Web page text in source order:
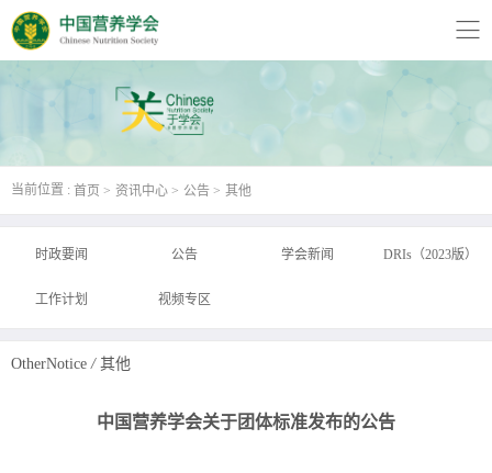
当前位置 : 首页 资讯中心 公告 其他
时政要闻 公告 学会新闻 DRIs（2023版）
工作计划 视频专区
OtherNotice / 其他
中国营养学会关于团体标准发布的公告